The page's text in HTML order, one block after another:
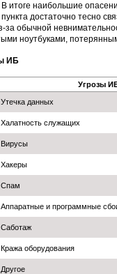
итоге наибольшие
достаточно тесно
за обычной
ноутбуками,
ИБ
Угрозы
Утечка данных
Халатность служащих
Вирусы
Хакеры
Спам
Аппаратные и программные
Саботаж
Кража оборудования
Другое